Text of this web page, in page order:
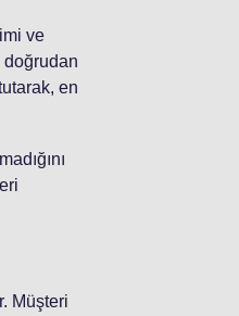
ve
doğrudan
en
Müşteri